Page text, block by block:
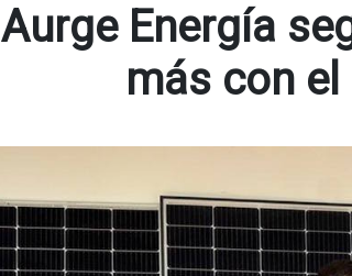
Aurge Energía
más con el